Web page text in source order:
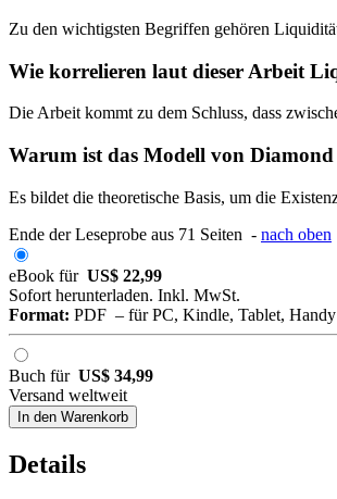
Zu den wichtigsten Begriffen gehören
Wie korrelieren laut dieser Arbeit
Die Arbeit kommt zu dem Schluss, dass
Warum ist das Modell von
Es bildet die theoretische Basis, um die
Ende der Leseprobe aus 71 Seiten - nach oben
eBook für US$ 22,99
Sofort herunterladen. Inkl. MwSt.
Format: PDF – für PC, Kindle, Tablet,
Buch für US$ 34,99
Versand weltweit
In den Warenkorb
Details